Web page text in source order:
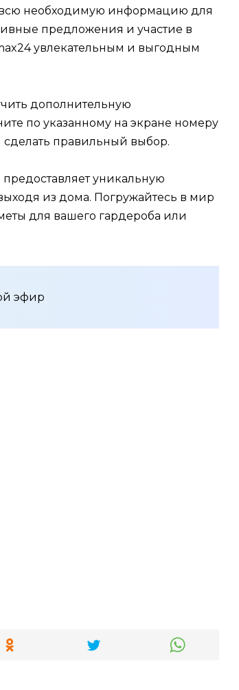
необходимую информацию для
предложения и участие в
увлекательным и выгодным
дополнительную
по указанному на экране номеру
правильный выбор.
предоставляет уникальную
из дома. Погружайтесь в мир
для вашего гардероба или
эфир